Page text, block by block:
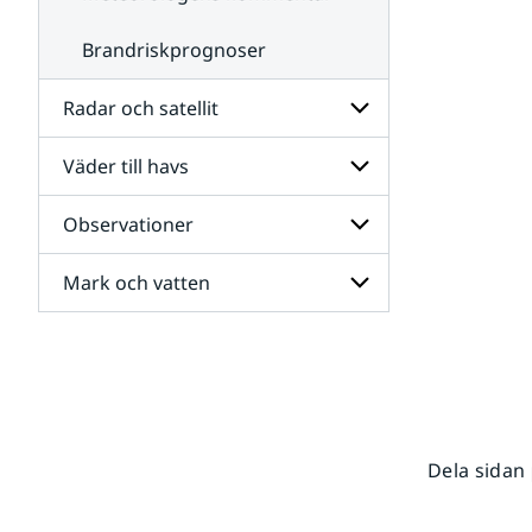
Brandriskprognoser
Radar och satellit
Undersidor
för
Radar
och
satellit
Väder till havs
Undersidor
för
Väder
till
havs
Observationer
Undersidor
för
Mark och vatten
Dela sidan